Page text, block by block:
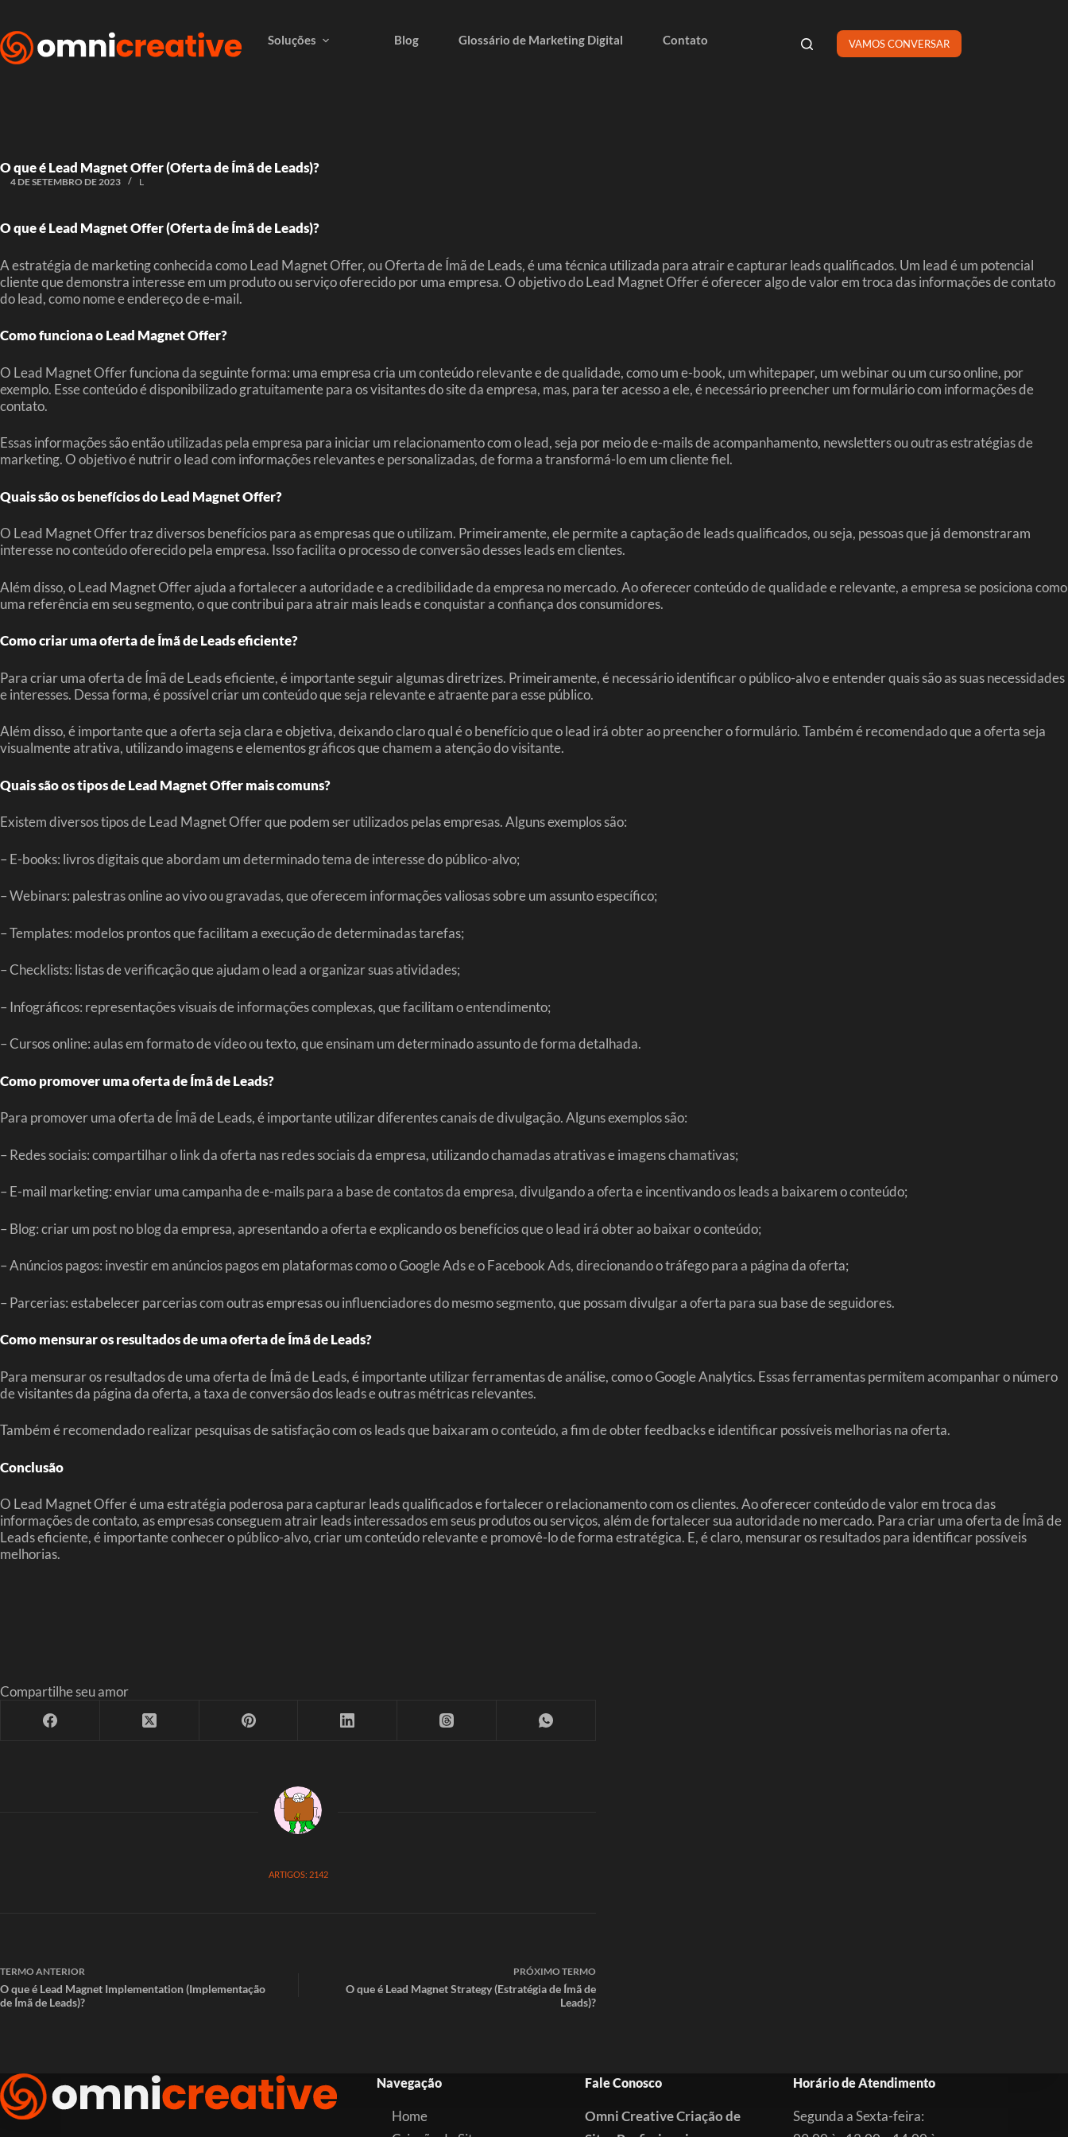
Soluções Blog Glossário de Marketing Digital Contato VAMOS CONVERSAR
O que é Lead Magnet Offer (Oferta de Ímã de Leads)?
4 DE SETEMBRO DE 2023 L
O que é Lead Magnet Offer (Oferta de Ímã de Leads)?
A estratégia de marketing conhecida como Lead Magnet Offer, ou Oferta de Ímã de Leads, é uma técnica utilizada para atrair e capturar leads qualificados. Um lead é um potencial
cliente que demonstra interesse em um produto ou serviço oferecido por uma empresa. O objetivo do Lead Magnet Offer é oferecer algo de valor em troca das informações de contato
do lead, como nome e endereço de e-mail.
Como funciona o Lead Magnet Offer?
O Lead Magnet Offer funciona da seguinte forma: uma empresa cria um conteúdo relevante e de qualidade, como um e-book, um whitepaper, um webinar ou um curso online, por
exemplo. Esse conteúdo é disponibilizado gratuitamente para os visitantes do site da empresa, mas, para ter acesso a ele, é necessário preencher um formulário com informações de
contato.
Essas informações são então utilizadas pela empresa para iniciar um relacionamento com o lead, seja por meio de e-mails de acompanhamento, newsletters ou outras estratégias de
marketing. O objetivo é nutrir o lead com informações relevantes e personalizadas, de forma a transformá-lo em um cliente fiel.
Quais são os benefícios do Lead Magnet Offer?
O Lead Magnet Offer traz diversos benefícios para as empresas que o utilizam. Primeiramente, ele permite a captação de leads qualificados, ou seja, pessoas que já demonstraram
interesse no conteúdo oferecido pela empresa. Isso facilita o processo de conversão desses leads em clientes.
Além disso, o Lead Magnet Offer ajuda a fortalecer a autoridade e a credibilidade da empresa no mercado. Ao oferecer conteúdo de qualidade e relevante, a empresa se posiciona como
uma referência em seu segmento, o que contribui para atrair mais leads e conquistar a confiança dos consumidores.
Como criar uma oferta de Ímã de Leads eficiente?
Para criar uma oferta de Ímã de Leads eficiente, é importante seguir algumas diretrizes. Primeiramente, é necessário identificar o público-alvo e entender quais são as suas necessidades
e interesses. Dessa forma, é possível criar um conteúdo que seja relevante e atraente para esse público.
Além disso, é importante que a oferta seja clara e objetiva, deixando claro qual é o benefício que o lead irá obter ao preencher o formulário. Também é recomendado que a oferta seja
visualmente atrativa, utilizando imagens e elementos gráficos que chamem a atenção do visitante.
Quais são os tipos de Lead Magnet Offer mais comuns?
Existem diversos tipos de Lead Magnet Offer que podem ser utilizados pelas empresas. Alguns exemplos são:
– E-books: livros digitais que abordam um determinado tema de interesse do público-alvo;
– Webinars: palestras online ao vivo ou gravadas, que oferecem informações valiosas sobre um assunto específico;
– Templates: modelos prontos que facilitam a execução de determinadas tarefas;
– Checklists: listas de verificação que ajudam o lead a organizar suas atividades;
– Infográficos: representações visuais de informações complexas, que facilitam o entendimento;
– Cursos online: aulas em formato de vídeo ou texto, que ensinam um determinado assunto de forma detalhada.
Como promover uma oferta de Ímã de Leads?
Para promover uma oferta de Ímã de Leads, é importante utilizar diferentes canais de divulgação. Alguns exemplos são:
– Redes sociais: compartilhar o link da oferta nas redes sociais da empresa, utilizando chamadas atrativas e imagens chamativas;
– E-mail marketing: enviar uma campanha de e-mails para a base de contatos da empresa, divulgando a oferta e incentivando os leads a baixarem o conteúdo;
– Blog: criar um post no blog da empresa, apresentando a oferta e explicando os benefícios que o lead irá obter ao baixar o conteúdo;
– Anúncios pagos: investir em anúncios pagos em plataformas como o Google Ads e o Facebook Ads, direcionando o tráfego para a página da oferta;
– Parcerias: estabelecer parcerias com outras empresas ou influenciadores do mesmo segmento, que possam divulgar a oferta para sua base de seguidores.
Como mensurar os resultados de uma oferta de Ímã de Leads?
Para mensurar os resultados de uma oferta de Ímã de Leads, é importante utilizar ferramentas de análise, como o Google Analytics. Essas ferramentas permitem acompanhar o número
de visitantes da página da oferta, a taxa de conversão dos leads e outras métricas relevantes.
Também é recomendado realizar pesquisas de satisfação com os leads que baixaram o conteúdo, a fim de obter feedbacks e identificar possíveis melhorias na oferta.
Conclusão
O Lead Magnet Offer é uma estratégia poderosa para capturar leads qualificados e fortalecer o relacionamento com os clientes. Ao oferecer conteúdo de valor em troca das
informações de contato, as empresas conseguem atrair leads interessados em seus produtos ou serviços, além de fortalecer sua autoridade no mercado. Para criar uma oferta de Ímã de
Leads eficiente, é importante conhecer o público-alvo, criar um conteúdo relevante e promovê-lo de forma estratégica. E, é claro, mensurar os resultados para identificar possíveis
melhorias.
Compartilhe seu amor
ARTIGOS: 2142
TERMO ANTERIOR
O que é Lead Magnet Implementation (Implementação
de Ímã de Leads)?
PRÓXIMO TERMO
O que é Lead Magnet Strategy (Estratégia de Ímã de
Leads)?
Navegação
Home
Fale Conosco
Omni Creative Criação de
Horário de Atendimento
Segunda a Sexta-feira: